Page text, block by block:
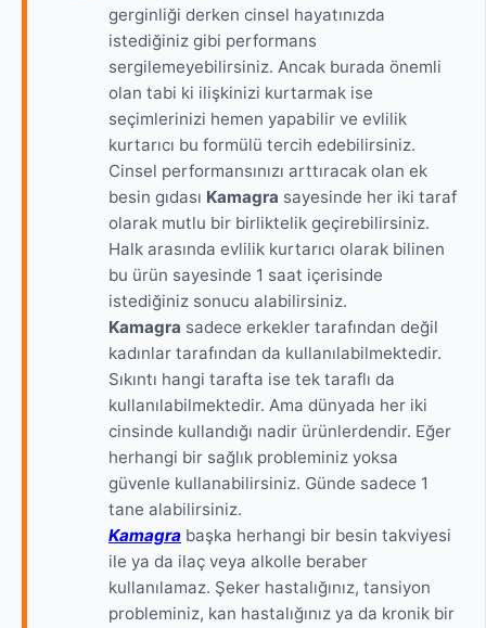
gerginliği derken cinsel hayatınızda
istediğiniz gibi performans
sergilemeyebilirsiniz. Ancak burada önemli
olan tabi ki ilişkinizi kurtarmak ise
seçimlerinizi hemen yapabilir ve evlilik
kurtarıcı bu formülü tercih edebilirsiniz.
Cinsel performansınızı arttıracak olan ek
besin gıdası Kamagra sayesinde her iki taraf
olarak mutlu bir birliktelik geçirebilirsiniz.
Halk arasında evlilik kurtarıcı olarak bilinen
bu ürün sayesinde 1 saat içerisinde
istediğiniz sonucu alabilirsiniz.
Kamagra sadece erkekler tarafından değil
kadınlar tarafından da kullanılabilmektedir.
Sıkıntı hangi tarafta ise tek taraflı da
kullanılabilmektedir. Ama dünyada her iki
cinsinde kullandığı nadir ürünlerdendir. Eğer
herhangi bir sağlık probleminiz yoksa
güvenle kullanabilirsiniz. Günde sadece 1
tane alabilirsiniz.
Kamagra başka herhangi bir besin takviyesi
ile ya da ilaç veya alkolle beraber
kullanılamaz. Şeker hastalığınız, tansiyon
probleminiz, kan hastalığınız ya da kronik bir